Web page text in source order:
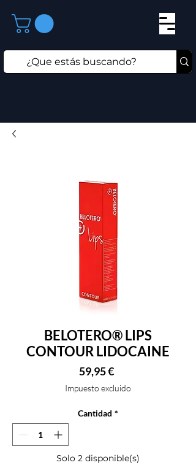
BELOTERO® LIPS
CONTOUR LIDOCAINE
59,95 €Precio
Impuesto excluido
Cantidad *
Solo 2 disponible(s)